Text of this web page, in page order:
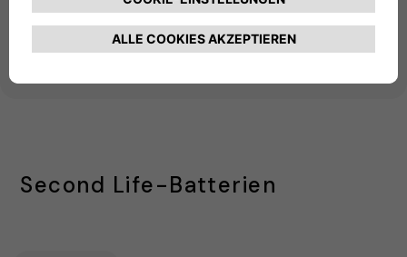
als Ersatzstromquelle oder zur Optimierung
des Energieverbrauchs zu dienen.
Second Life-Batterien